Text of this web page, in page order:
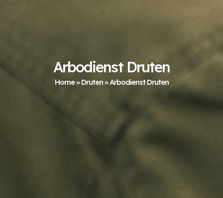
Arbodienst Druten
Home»Druten»Arbodienst Druten